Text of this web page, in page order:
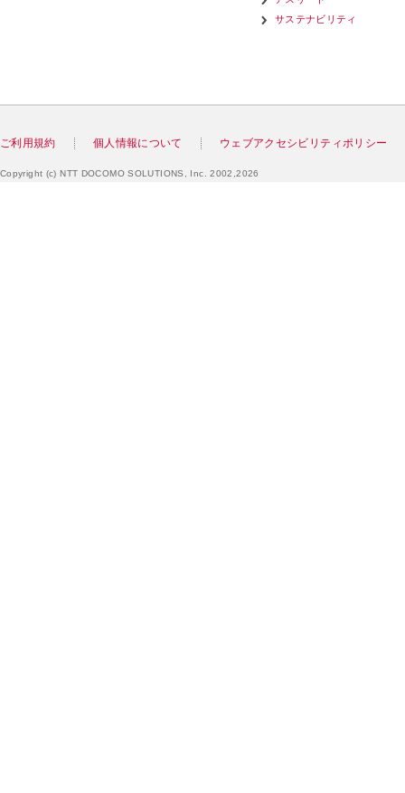
サステナビリティ
ご利用規約 個人情報について ウェブアクセシビリティポリシー
Copyright (c) NTT DOCOMO SOLUTIONS, Inc. 2002,2026